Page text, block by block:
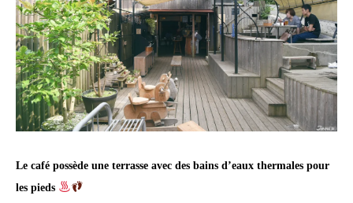
Le café possède une terrasse avec des bains d’eaux thermales pour
les pieds